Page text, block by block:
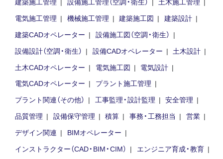
電気施工管理
機械施工管理 建築施工図
建築設計
建築CADオペレーター
設備施工図（空調・衛生）
設備設計（空調・衛生）
設備CADオペレーター
土木設計
土木CADオペレーター
電気施工図
電気設計
電気CADオペレーター
プラント施工管理
プラント関連（その他）
工事監理・設計監理
安全管理
品質管理
設備保守管理 積算 事務・工務担当
営業
デザイン関連
BIMオペレーター
インストラクター（CAD・BIM・CIM）
エンジニア育成・教育